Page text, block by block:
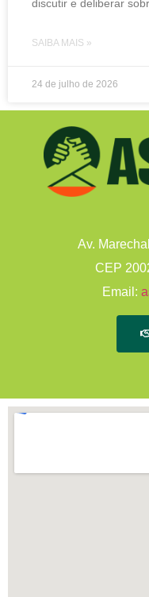
discutir e deliberar
SAIBA MAIS »
24 de julho de 2026
Av.
CEP
Email: